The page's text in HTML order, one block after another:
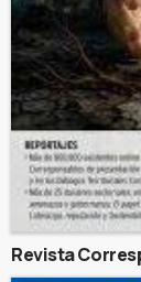
Revista